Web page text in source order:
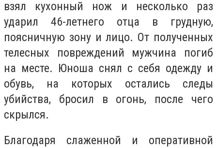
взял кухонный нож и несколько раз
ударил 46-летнего отца в грудную,
поясничную зону и лицо. От полученных
телесных повреждений мужчина погиб
на месте. Юноша снял с себя одежду и
обувь, на которых остались следы
убийства, бросил в огонь, после чего
скрылся.
Благодаря слаженной и оперативной